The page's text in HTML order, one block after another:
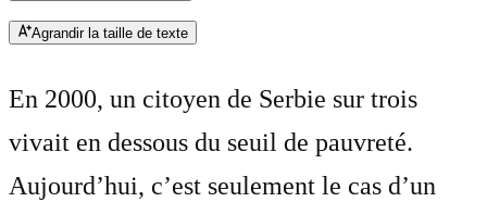
Agrandir la taille de texte
En 2000, un citoyen de Serbie sur trois
vivait en dessous du seuil de pauvreté.
Aujourd’hui, c’est seulement le cas d’un